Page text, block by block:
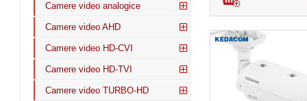
Camere video analogice
Camere video AHD
Camere video HD-CVI
Camere video HD-TVI
Camere video TURBO-HD